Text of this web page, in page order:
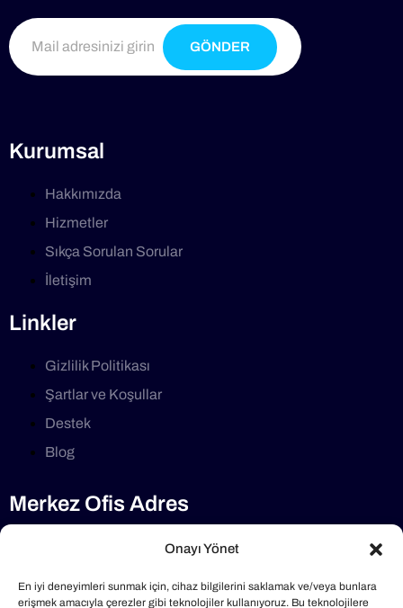
Onayı Yönet
En iyi deneyimleri sunmak için, cihaz bilgilerini saklamak ve/veya bunlara
erişmek amacıyla çerezler gibi teknolojiler kullanıyoruz. Bu teknolojilere
GÖNDER
Kurumsal
Hakkımızda
Hizmetler
Sıkça Sorulan Sorular
İletişim
Linkler
Gizlilik Politikası
Şartlar ve Koşullar
Destek
Blog
Merkez Ofis Adres
Selimdede Cd No:1/7 34782, Çekmeköy/İstanbul
Telefon